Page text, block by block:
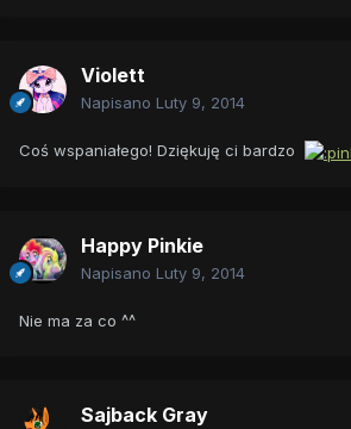
Violett
Napisano Luty 9, 2014
Coś wspaniałego! Dziękuję ci bardzo
Happy Pinkie
Napisano Luty 9, 2014
Nie ma za co ^^
Sajback Gray